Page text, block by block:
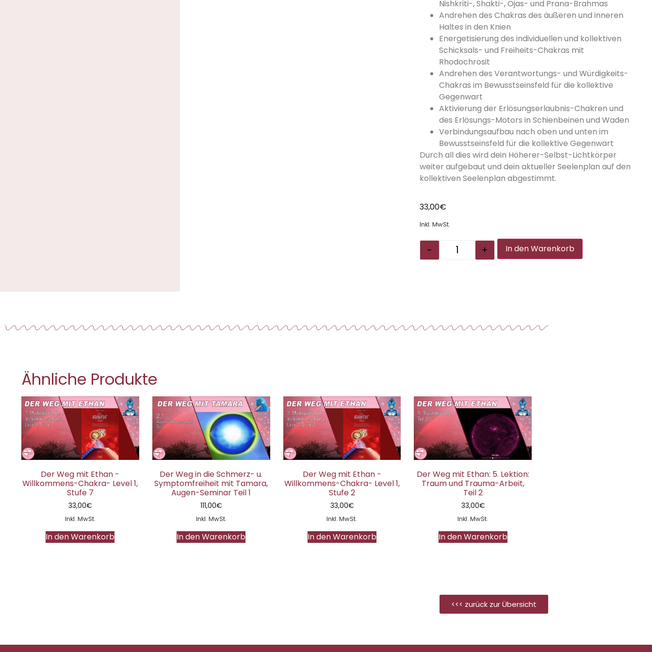
Nishkriti-, Shakti-, Ojas- und Prana-Brahmas
Andrehen des Chakras des äußeren und inneren
Haltes in den Knien
Energetisierung des individuellen und kollektiven
Schicksals- und Freiheits-Chakras mit
Rhodochrosit
Andrehen des Verantwortungs- und Würdigkeits-
Chakras im Bewusstseinsfeld für die kollektive
Gegenwart
Aktivierung der Erlösungserlaubnis-Chakren und
des Erlösungs-Motors in Schienbeinen und Waden
Verbindungsaufbau nach oben und unten im
Bewusstseinsfeld für die kollektive Gegenwart
Durch all dies wird dein Höherer-Selbst-Lichtkörper
weiter aufgebaut und dein aktueller Seelenplan auf den
kollektiven Seelenplan abgestimmt.
33,00€
Inkl. MwSt.
- + In den Warenkorb
Ähnliche Produkte
Der Weg mit Ethan -
Willkommens-Chakra- Level 1,
Stufe 7
33,00€
Inkl. MwSt.
In den Warenkorb
Der Weg in die Schmerz- u.
Symptomfreiheit mit Tamara,
Augen-Seminar Teil 1
111,00€
Inkl. MwSt.
In den Warenkorb
Der Weg mit Ethan -
Willkommens-Chakra- Level 1,
Stufe 2
33,00€
Inkl. MwSt.
In den Warenkorb
Der Weg mit Ethan: 5. Lektion:
Traum und Trauma-Arbeit,
Teil 2
33,00€
Inkl. MwSt.
In den Warenkorb
<<< zurück zur Übersicht